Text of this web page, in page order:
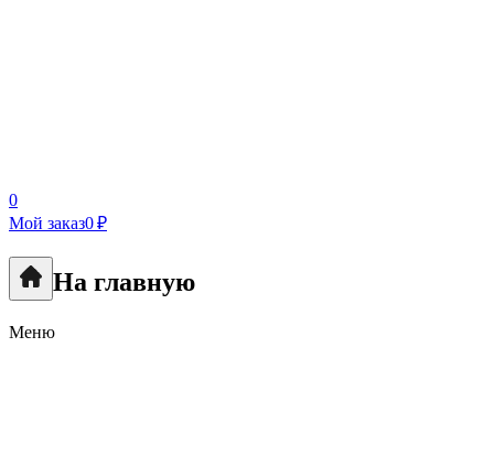
0
Мой заказ0 ₽
На главную
Меню